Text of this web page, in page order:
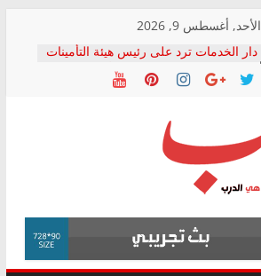
الأحد, أغسطس 9, 2026
دار الخدمات ترد على رئيس هيئة التأمينات
بعد مؤتمره الصحفي: إنكار الأزمة لا ينهي
معاناة أصحاب المعاشات.. ونطالب بكشف
فرحات سليمان يكتب: القطاع الصحي إلى
أين؟
حزب التحالف الشعبي يطلق لجنة “الحق
في الصحة” بالإسكندرية لرصد الانتهاكات
ودعم المرضى
الوزاري لمدينة الصحفيين.. وانتهاء أعمال
إنشاء المبنى الإداري
المجلس القومي لحقوق الإنسان يعلن